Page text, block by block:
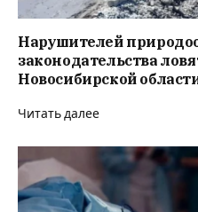
Нарушителей
законодательства
Новосибирской
Читать далее